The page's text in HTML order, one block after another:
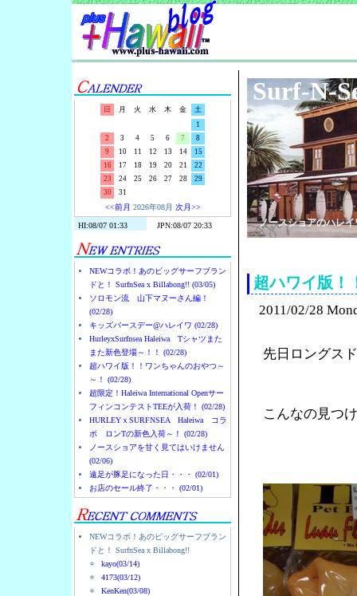
日 月 火 水 木 金
土
1
2
3 4 5 6 7
8
9
10 11 12 13 14
15
16
17 18 19 20 21
22
23
24 25 26 27 28
29
30
31
<<前月 2026年08月 次月>>
NEWコラボ！あのビッグサーフブラン
ドと！ SurfnSea x Billabong!! (03/05)
ソロモン流 山下マヌーさん編！
(02/28)
キッズバースデー@ハレイワ (02/28)
HurleyxSurfnsea Haleiwa Tシャツまた
また新色登場～！！ (02/28)
超ハワイ版！！ワンちゃんのおやつ～
～！ (02/28)
超限定！Haleiwa International Openサー
フィンコンテストTEEが入荷！ (02/28)
HURLEYｘSURFNSEA Haleiwa コラ
ボ ロンTの新色入荷～！ (02/28)
ノースショアを甘く見てはいけません
(02/06)
遠足が豚足になった日・・・ (02/01)
お店のセール終了・・・ (02/01)
NEWコラボ！あのビッグサーフブラン
ドと！ SurfnSea x Billabong!!
kayo(03/14)
4173(03/12)
KenKen(03/08)
Surf-N-
ノースショアのハレ
超ハワイ版！
2011/02/28
先日ロングス
こんなの見つ